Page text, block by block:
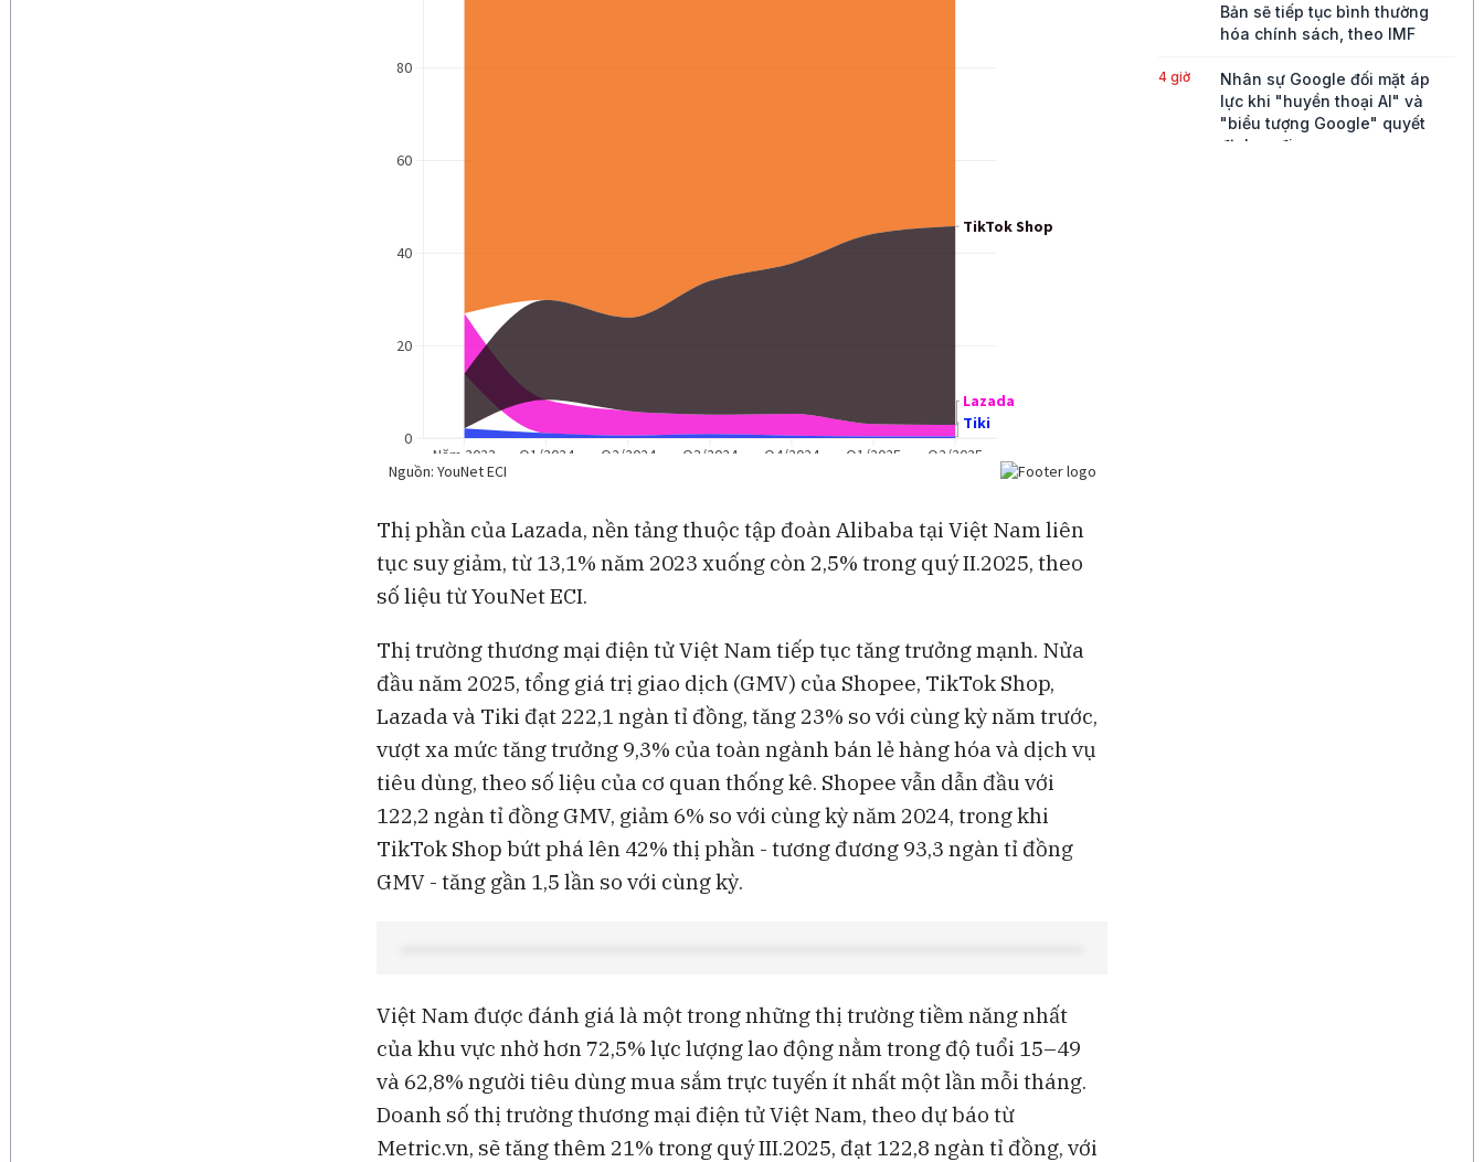
Thị phần của Lazada, nền tảng thuộc tập đoàn Alibaba tại Việt Nam liên
tục suy giảm, từ 13,1% năm 2023 xuống còn 2,5% trong quý II.2025, theo
số liệu từ YouNet ECI.
Thị trường thương mại điện tử Việt Nam tiếp tục tăng trưởng mạnh. Nửa
đầu năm 2025, tổng giá trị giao dịch (GMV) của Shopee, TikTok Shop,
Lazada và Tiki đạt 222,1 ngàn tỉ đồng, tăng 23% so với cùng kỳ năm trước,
vượt xa mức tăng trưởng 9,3% của toàn ngành bán lẻ hàng hóa và dịch vụ
tiêu dùng, theo số liệu của cơ quan thống kê. Shopee vẫn dẫn đầu với
122,2 ngàn tỉ đồng GMV, giảm 6% so với cùng kỳ năm 2024, trong khi
TikTok Shop bứt phá lên 42% thị phần - tương đương 93,3 ngàn tỉ đồng
GMV - tăng gần 1,5 lần so với cùng kỳ.
Việt Nam được đánh giá là một trong những thị trường tiềm năng nhất
của khu vực nhờ hơn 72,5% lực lượng lao động nằm trong độ tuổi 15–49
và 62,8% người tiêu dùng mua sắm trực tuyến ít nhất một lần mỗi tháng.
Doanh số thị trường thương mại điện tử Việt Nam, theo dự báo từ
Metric.vn, sẽ tăng thêm 21% trong quý III.2025, đạt 122,8 ngàn tỉ đồng, với
Bản sẽ tiếp tục bình thường
hóa chính sách, theo IMF
4 giờ
Nhân sự Google đối mặt áp
lực khi "huyền thoại AI" và
"biểu tượng Google" quyết
định ra đi